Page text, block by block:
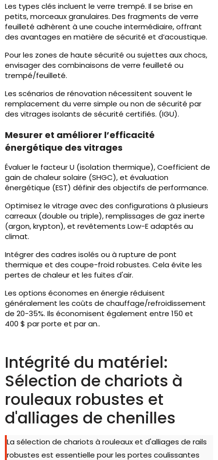
Les types clés incluent le verre trempé. Il se brise en
petits, morceaux granulaires. Des fragments de verre
feuilleté adhèrent à une couche intermédiaire, offrant
des avantages en matière de sécurité et d’acoustique.
Pour les zones de haute sécurité ou sujettes aux chocs,
envisager des combinaisons de verre feuilleté ou
trempé/feuilleté.
Les scénarios de rénovation nécessitent souvent le
remplacement du verre simple ou non de sécurité par
des vitrages isolants de sécurité certifiés. (IGU).
Mesurer et améliorer l’efficacité
énergétique des vitrages
Évaluer le facteur U (isolation thermique), Coefficient de
gain de chaleur solaire (SHGC), et évaluation
énergétique (EST) définir des objectifs de performance.
Optimisez le vitrage avec des configurations à plusieurs
carreaux (double ou triple), remplissages de gaz inerte
(argon, krypton), et revêtements Low-E adaptés au
climat.
Intégrer des cadres isolés ou à rupture de pont
thermique et des coupe-froid robustes. Cela évite les
pertes de chaleur et les fuites d'air.
Les options économes en énergie réduisent
généralement les coûts de chauffage/refroidissement
de 20-35%. Ils économisent également entre 150 et
400 $ par porte et par an..
Intégrité du matériel:
Sélection de chariots à
rouleaux robustes et
d'alliages de chenilles
La sélection de chariots à rouleaux et d'alliages de rails
robustes est essentielle pour les portes coulissantes